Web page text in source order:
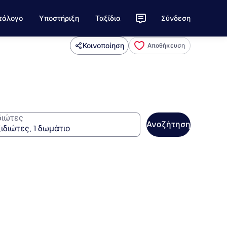
Υποστήριξη Ταξίδια Σύνδεση
Κοινοποίηση Αποθήκευση
Αναζήτηση